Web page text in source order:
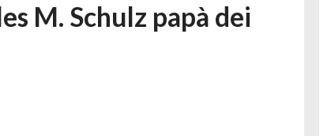
M. Schulz papà dei